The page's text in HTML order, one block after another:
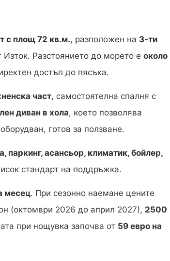
с площ 72 кв.м., разположен на 3-ти
Разстоянието до морето е около
достъп до пясъка.
част, самостоятелна спалня с
диван в хола, което позволява
готов за ползване.
паркинг, асансьор, климатик, бойлер,
стандарт на поддръжка.
месец. При сезонно наемане цените
(октомври 2026 до април 2027), 2500
при нощувка започва от 59 евро на